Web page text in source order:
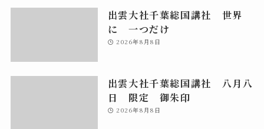
出雲大社千葉総国講社 世界
に 一つだけ
2026年8月8日
出雲大社千葉総国講社 八月八
日 限定 御朱印
2026年8月8日